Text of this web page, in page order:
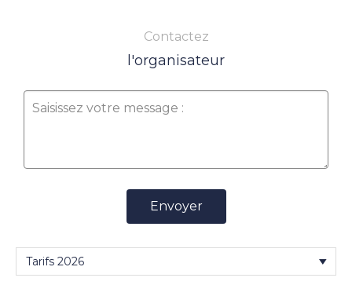
Contactez
l'organisateur
Envoyer